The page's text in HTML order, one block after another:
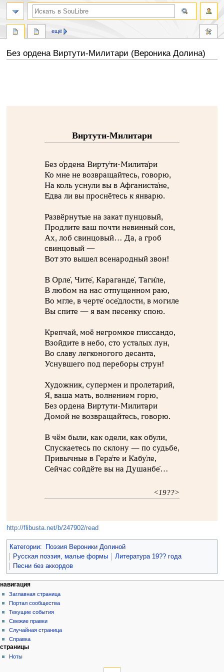
Без ордена Виртути-Милитари (Вероника Долина)
Виртути-Милитари
Без о́рдена Вирту́ти-Милита́ри
Ко мне не возвращайтесь, говорю,
На коль уснули вы в Афганиста́не,
Едва ли вы проснётесь к январю.
Развёрнутые на закат пунцовый,
Продлите ваш почти невинный сон,
Ах, лоб свинцовый… Да, а гроб
свинцовый —
Вот это вышел всенародный звон!
В Орле́, Чите́, Караганде́, Таги́ле,
В любом на нас отпущенном раю,
Во мгле, в черте́ осе́длости, в могиле
Вы спите — я вам песенку спою.
Крепчай, моё негромкое глиссандо,
Взойдите в небо, сто усталых лун,
Во славу легконогого десанта,
Уснувшего под переборы струн!
Художник, супермен и пролетарий,
Я, ваша мать, волнением горю,
Без ордена Виртути-Милитари
Домой не возвращайтесь, говорю.
В чём были, как одели, как обули,
Спускаетесь по склону — по судьбе,
Привычные в Гера́те и Кабу́ле,
Сейчас сойдёте вы на Душанбе́…
<19??>
http://flibusta.net/b/247902/read
Категории:
Поэзия Вероники Долиной
Русская поэзия, малые формы
Литература 19?? года
Песни без аккордов
ещё
навигация
Заглавная страница
Портал сообщества
Текущие события
Свежие правки
Случайная страница
Справка
страницы
Ноты